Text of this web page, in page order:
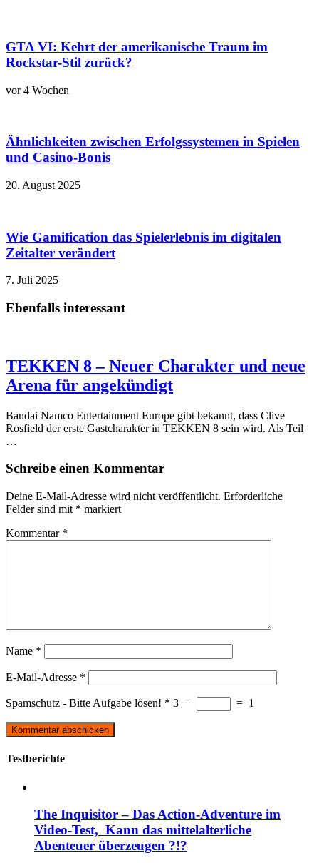
GTA VI: Kehrt der amerikanische Traum im
Rockstar-Stil zurück?
vor 4 Wochen
Ähnlichkeiten zwischen Erfolgssystemen in Spielen
und Casino‑Bonis
20. August 2025
Wie Gamification das Spielerlebnis im digitalen
Zeitalter verändert
7. Juli 2025
Ebenfalls interessant
TEKKEN 8 – Neuer Charakter und neue
Arena für angekündigt
Bandai Namco Entertainment Europe gibt bekannt, dass Clive
Rosfield der erste Gastcharakter in TEKKEN 8 sein wird. Als Teil
…
Schreibe einen Kommentar
Deine E-Mail-Adresse wird nicht veröffentlicht. Erforderliche
Felder sind mit * markiert
Kommentar *
Name *
E-Mail-Adresse *
Spamschutz - Bitte Aufgabe lösen! * 3 − = 1
Testberichte
The Inquisitor – Das Action-Adventure im
Video-Test, Kann das mittelalterliche
Abenteuer überzeugen ?!?